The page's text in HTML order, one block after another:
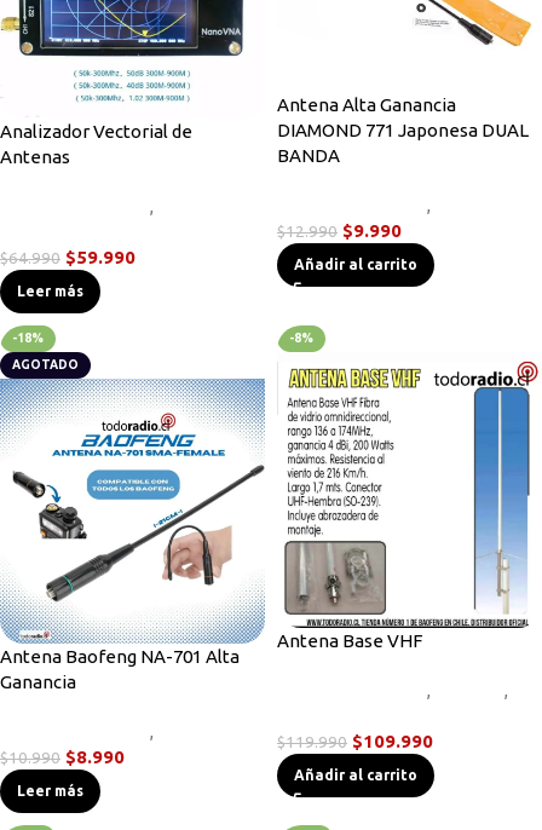
Analizador Vectorial de
Antenas
,
$64.990 $59.990
Leer más
Antena Alta Ganancia
DIAMOND 771 Japonesa DUAL
BANDA
,
$12.990 $9.990
Añadir al carrito
-18%
AGOTADO
Antena Baofeng NA-701 Alta
Ganancia
,
$10.990 $8.990
Leer más
-8%
Antena Base VHF
,
,
$119.990 $109.990
Añadir al carrito